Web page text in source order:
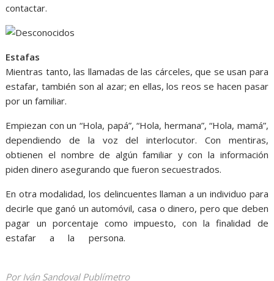
contactar.
Estafas
Mientras tanto, las llamadas de las cárceles, que se usan para
estafar, también son al azar; en ellas, los reos se hacen pasar
por un familiar.
Empiezan con un “Hola, papá”, “Hola, hermana”, “Hola, mamá”,
dependiendo de la voz del interlocutor. Con mentiras,
obtienen el nombre de algún familiar y con la información
piden dinero asegurando que fueron secuestrados.
En otra modalidad, los delincuentes llaman a un individuo para
decirle que ganó un automóvil, casa o dinero, pero que deben
pagar un porcentaje como impuesto, con la finalidad de
estafar a la persona.
Por Iván Sandoval Publímetro